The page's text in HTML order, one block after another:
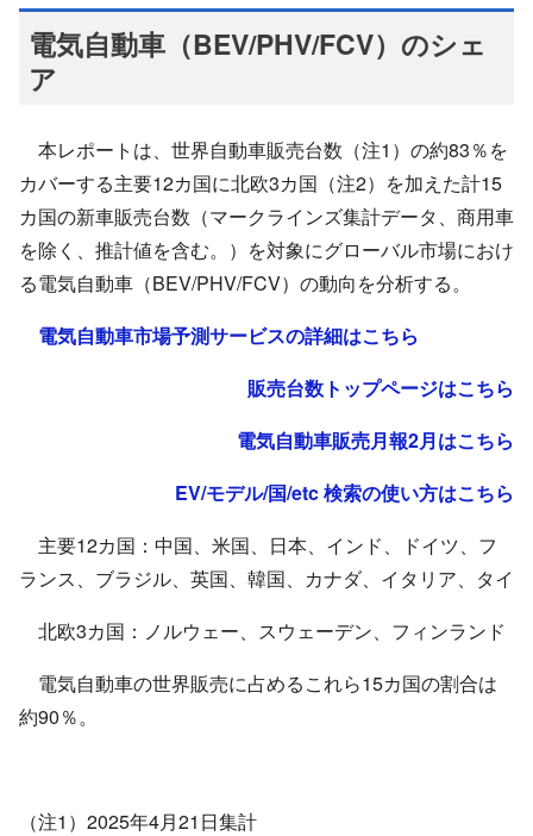
電気自動車（BEV/PHV/FCV）のシェ
ア
本レポートは、世界自動車販売台数（注1）の約83％を
カバーする主要12カ国に北欧3カ国（注2）を加えた計15
カ国の新車販売台数（マークラインズ集計データ、商用車
を除く、推計値を含む。）を対象にグローバル市場におけ
る電気自動車（BEV/PHV/FCV）の動向を分析する。
電気自動車市場予測サービスの詳細はこちら
販売台数トップページはこちら
電気自動車販売月報2月はこちら
EV/モデル/国/etc 検索の使い方はこちら
主要12カ国：中国、米国、日本、インド、ドイツ、フ
ランス、ブラジル、英国、韓国、カナダ、イタリア、タイ
北欧3カ国：ノルウェー、スウェーデン、フィンランド
電気自動車の世界販売に占めるこれら15カ国の割合は
約90％。
（注1） 2025年4月21日集計